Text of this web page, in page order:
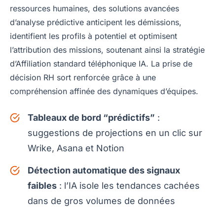
ressources humaines, des solutions avancées
d’analyse prédictive anticipent les démissions,
identifient les profils à potentiel et optimisent
l’attribution des missions, soutenant ainsi la stratégie
d’Affiliation standard téléphonique IA. La prise de
décision RH sort renforcée grâce à une
compréhension affinée des dynamiques d’équipes.
Tableaux de bord “prédictifs” :
suggestions de projections en un clic sur
Wrike, Asana et Notion
Détection automatique des signaux
faibles : l’IA isole les tendances cachées
dans de gros volumes de données